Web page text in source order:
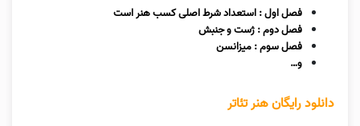
فصل اول : استعداد شرط اصلی کسب هنر است
فصل دوم : ژست و جنبش
فصل سوم : میزانسن
و…
دانلود رایگان هنر تئاتر